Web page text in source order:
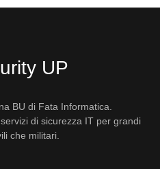
UP
BU di Fata Informatica.
di sicurezza IT per grandi
che militari.